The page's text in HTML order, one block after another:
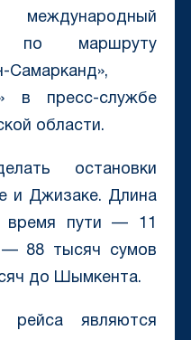
по маршруту
Самарканд»,
в пресс-службе
области.
остановки
и Джизаке. Длина
пути — 11
— 88 тысяч сумов
до Шымкента.
рейса являются